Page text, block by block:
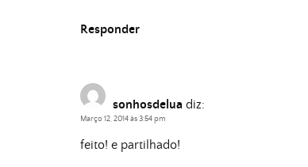
Responder
sonhosdelua diz:
Março 12, 2014 às 3:54 pm
feito! e partilhado!